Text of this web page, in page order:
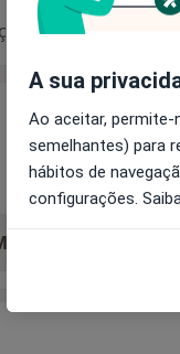
mais detalhes
A sua
Ao aceitar,
semelhantes) para
hábitos de
configurações.